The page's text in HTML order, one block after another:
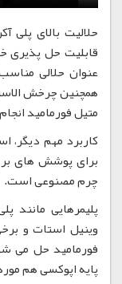
حلالیت بالای پلی
عنوان حلالی
همچنین چرخش
متیل فورمامید
کاربرد مهم دیگر،
برای پوشش های بر
چرم مصنوعی است.
پلیمرهایی مانند
وینیل استات و
پایه اپوکسی هم